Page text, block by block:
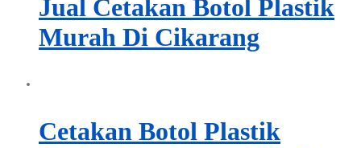
Jual Cetakan Botol Plastik
Murah Di Cikarang
Cetakan Botol Plastik